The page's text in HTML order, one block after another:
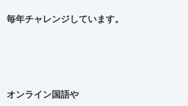
毎年チャレンジしています。
オンライン国語や